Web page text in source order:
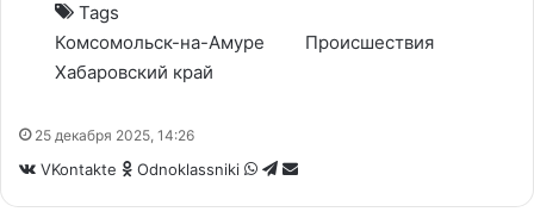
Tags
Комсомольск-на-Амуре
Происшествия
Хабаровский край
25 декабря 2025, 14:26
VKontakte Odnoklassniki WhatsApp
Telegram
Share